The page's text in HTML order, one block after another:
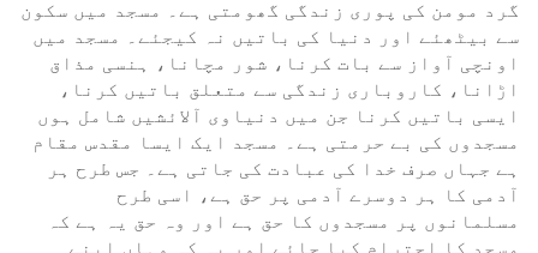
گرد مومن کی پوری زندگی گھومتی ہے۔ مسجد میں سکون
سے بیٹھئے اور دنیا کی باتیں نہ کیجئے۔ مسجد میں
اونچی آواز سے بات کرنا، شور مچانا، ہنسی مذاق
اڑانا، کاروباری زندگی سے متعلق باتیں کرنا،
ایسی باتیں کرنا جن میں دنیاوی آلائشیں شامل ہوں
مسجدوں کی بے حرمتی ہے۔ مسجد ایک ایسا مقدس مقام
ہے جہاں صرف خدا کی عبادت کی جاتی ہے۔ جس طرح ہر
آدمی کا ہر دوسرے آدمی پر حق ہے، اسی طرح
مسلمانوں پر مسجدوں کا حق ہے اور وہ حق یہ ہے کہ
مسجد کا احترام کیا جائے اور یہ کہ وہاں اپنے